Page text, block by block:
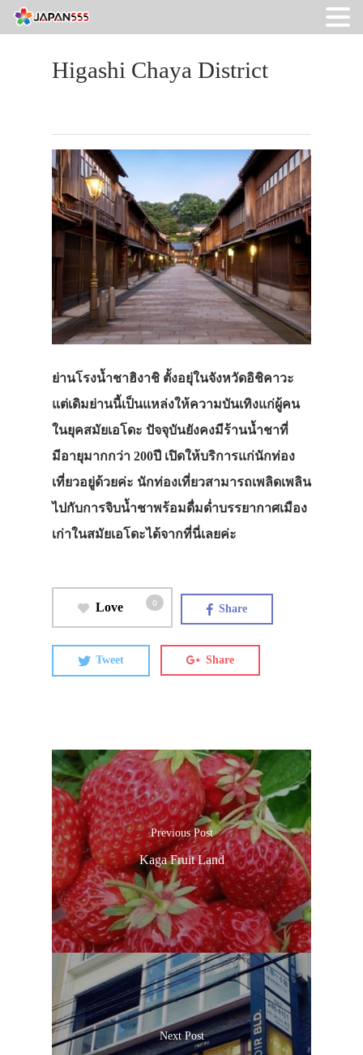
Higashi Chaya District
ย่านโรงน้ำชาฮิงาชิ ตั้งอยุ่ในจังหวัดอิชิคาวะ
แต่เดิมย่านนี้เป็นแหล่งให้ความบันเทิงแก่ผู้คน
ในยุคสมัยเอโดะ ปัจจุบันยังคงมีร้านน้ำชาที่
มีอายุมากกว่า 200ปี เปิดให้บริการแก่นักท่อง
เที่ยวอยู่ด้วยค่ะ นักท่องเที่ยวสามารถเพลิดเพลิน
ไปกับการจิบน้ำชาพร้อมดื่มด่ำบรรยากาศเมือง
เก่าในสมัยเอโดะได้จากที่นี่เลยค่ะ
Love 0 Share
Tweet Share
Previous Post
Kaga Fruit Land
Next Post